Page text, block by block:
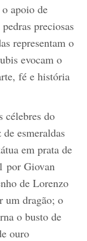
apoio de
preciosas
representam o
evocam o
fé e história
célebres do
esmeraldas
em prata de
por Giovan
de Lorenzo
um dragão; o
o busto de
ouro